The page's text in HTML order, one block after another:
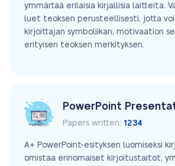
ymmärtää erilaisia kirjallisia laitteita.
luet teoksen perusteellisesti, jotta
kirjoittajan symboliikan, motivaation
erityisen teoksen merkityksen.
PowerPoint
Papers written: 1234
A+ PowerPoint-esityksen luomiseksi
omistaa erinomaiset kirjoitustaitot,